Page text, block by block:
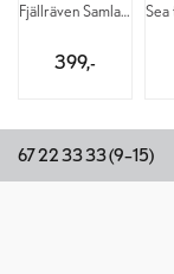
Fjällräven Samlaren Field Repair 580
399,-
67 22 33 33 (9–15)